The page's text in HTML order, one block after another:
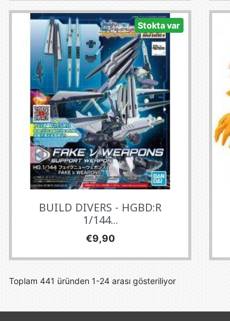
Stokta var
BUILD DIVERS - HGBD:R
1/144...
Fiyat
€9,90
Toplam 441 üründen 1-24 arası gösteriliyor